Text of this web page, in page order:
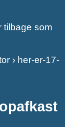
tilbage som
› her-er-17-